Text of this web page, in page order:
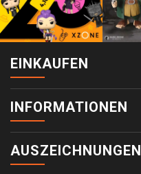
EINKAUFEN
INFORMATIONEN
AUSZEICHNUNGEN